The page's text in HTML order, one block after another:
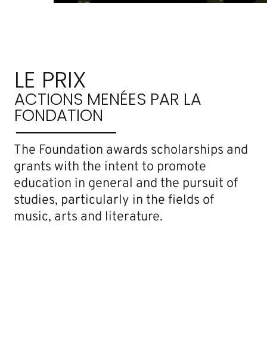
LE PRIX
ACTIONS MENÉES PAR LA
FONDATION
The Foundation awards scholarships and
grants with the intent to promote
education in general and the pursuit of
studies, particularly in the fields of
music, arts and literature.